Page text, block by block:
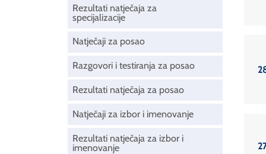
Rezultati natječaja za
specijalizacije
Natječaji za posao
Razgovori i testiranja za posao
Rezultati natječaja za posao
Natječaji za izbor i imenovanje
Rezultati natječaja za izbor i
imenovanje